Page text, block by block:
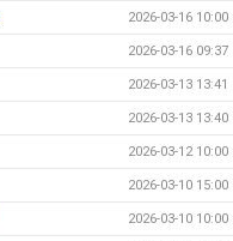
2026-03-16 10:00
2026-03-16 09:37
2026-03-13 13:41
2026-03-13 13:40
2026-03-12 10:00
2026-03-10 15:00
2026-03-10 10:00